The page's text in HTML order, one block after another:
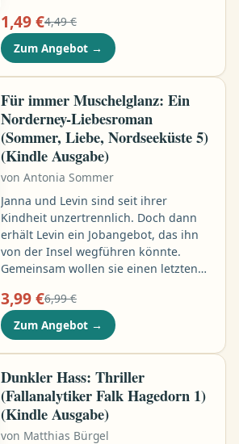
begleitet ihn nach Übersee. Dort
möchte die rebellische junge Frau
ihren Traum von einem
selbstbestimmten Leben und einer
eigenen Schule verwirklichen …
1,49 €4,49 €
Zum Angebot →
Für immer Muschelglanz: Ein
Norderney-Liebesroman
(Sommer, Liebe, Nordseeküste 5)
(Kindle Ausgabe)
von Antonia Sommer
Janna und Levin sind seit ihrer
Kindheit unzertrennlich. Doch dann
erhält Levin ein Jobangebot, das ihn
von der Insel wegführen könnte.
Gemeinsam wollen sie einen letzten
Erinnerungen aufleben lassen und
herausfinden, ob sie wirklich bereit
sind, getrennte Wege zu gehen.
Zwischen salziger Meeresluft,
rauschenden Wellen und
sternenklaren Sommernächten
geschieht das Unvermeidliche: Sie
verlieben sich …
3,99 €6,99 €
Zum Angebot →
Dunkler Hass: Thriller
(Fallanalytiker Falk Hagedorn 1)
(Kindle Ausgabe)
von Matthias Bürgel